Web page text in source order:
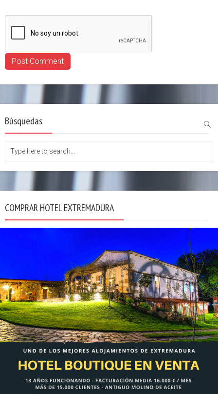
Búsquedas
COMPRAR HOTEL EXTREMADURA